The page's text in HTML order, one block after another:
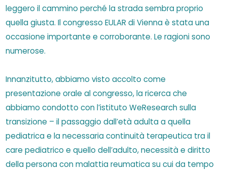
leggero il cammino perché la strada sembra proprio
quella giusta. Il congresso EULAR di Vienna è stata una
occasione importante e corroborante. Le ragioni sono
numerose.
Innanzitutto, abbiamo visto accolto come
presentazione orale al congresso, la ricerca che
abbiamo condotto con l’istituto WeResearch sulla
transizione – il passaggio dall’età adulta a quella
pediatrica e la necessaria continuità terapeutica tra il
care pediatrico e quello dell’adulto, necessità e diritto
della persona con malattia reumatica su cui da tempo